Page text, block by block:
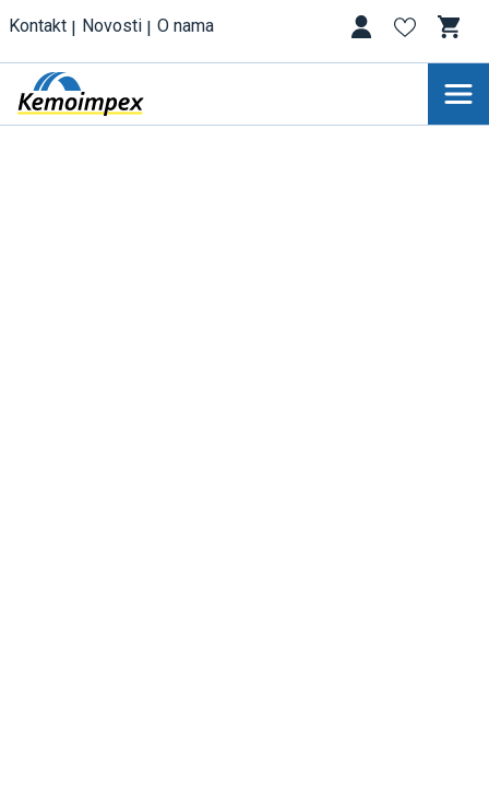
Kontakt Novosti O nama